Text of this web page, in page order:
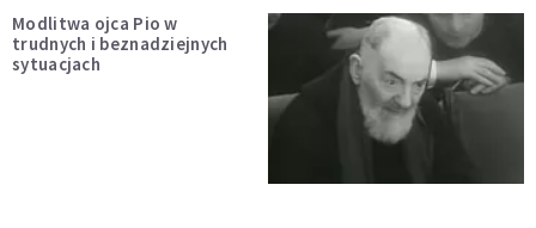
Modlitwa ojca Pio w
trudnych i beznadziejnych
sytuacjach